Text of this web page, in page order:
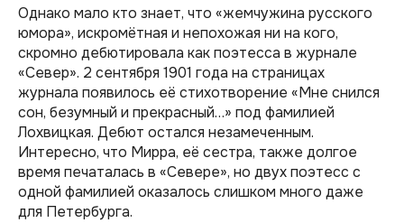
Однако мало кто знает, что «жемчужина русского
юмора», искромётная и непохожая ни на кого,
скромно дебютировала как поэтесса в журнале
«Север». 2 сентября 1901 года на страницах
журнала появилось её стихотворение «Мне снился
сон, безумный и прекрасный…» под фамилией
Лохвицкая. Дебют остался незамеченным.
Интересно, что Мирра, её сестра, также долгое
время печаталась в «Севере», но двух поэтесс с
одной фамилией оказалось слишком много даже
для Петербурга.